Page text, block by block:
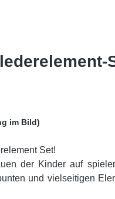
im Bild)
Set!
der Kinder auf
und vielseitigen